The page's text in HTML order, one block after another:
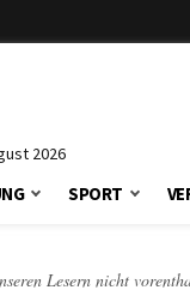
2026
SPORT
Lesern nicht